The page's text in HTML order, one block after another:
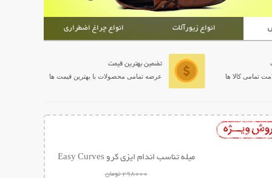
انواع زیورآلات انواع چراغ اضطراری
تمامی کالا ها
تضمین بهترین قیمت
عرضه تمامی محصولات با بهترین قیمت ها
میله تناسب اندام ایزی کرو Easy Curves
298000 تومان